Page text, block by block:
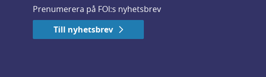
Prenumerera på FOI:s nyhetsbrev
Till nyhetsbrev